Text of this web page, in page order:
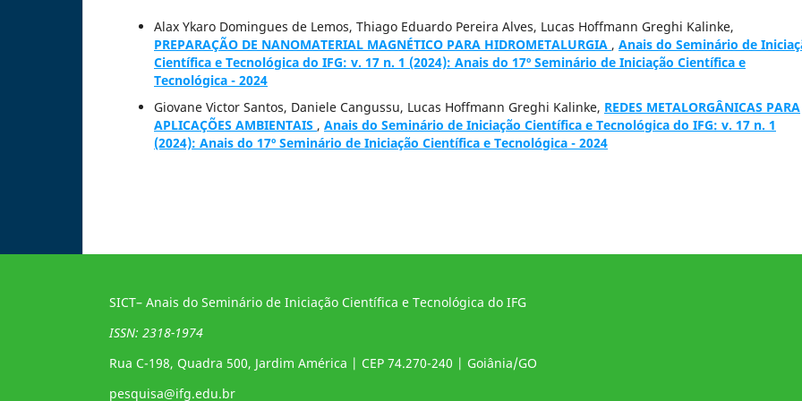
Alax Ykaro Domingues de Lemos, Thiago Eduardo Pereira Alves, Lucas Hoffmann Greghi Kalinke,
PREPARAÇÃO DE NANOMATERIAL MAGNÉTICO PARA HIDROMETALURGIA , Anais do Seminário de
Científica e Tecnológica do IFG: v. 17 n. 1 (2024): Anais do 17º Seminário de Iniciação Científica e
Tecnológica - 2024
Giovane Victor Santos, Daniele Cangussu, Lucas Hoffmann Greghi Kalinke, REDES METALORGÂNICAS PARA
APLICAÇÕES AMBIENTAIS , Anais do Seminário de Iniciação Científica e Tecnológica do IFG: v. 17 n. 1
(2024): Anais do 17º Seminário de Iniciação Científica e Tecnológica - 2024
SICT– Anais do Seminário de Iniciação Científica e Tecnológica do IFG
ISSN: 2318-1974
Rua C-198, Quadra 500, Jardim América | CEP 74.270-240 | Goiânia/GO
pesquisa@ifg.edu.br